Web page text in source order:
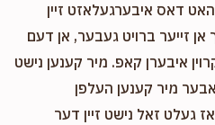
דאס איבערגעלאזט זיין
זייער ברויט געבער, אן דעם
איבערן קאפ. מיר קענען נישט
מיר קענען העלפן
געלט זאל נישט זיין דער